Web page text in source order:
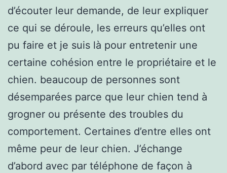
d’écouter leur demande, de leur expliquer
ce qui se déroule, les erreurs qu’elles ont
pu faire et je suis là pour entretenir une
certaine cohésion entre le propriétaire et le
chien. beaucoup de personnes sont
désemparées parce que leur chien tend à
grogner ou présente des troubles du
comportement. Certaines d’entre elles ont
même peur de leur chien. J’échange
d’abord avec par téléphone de façon à